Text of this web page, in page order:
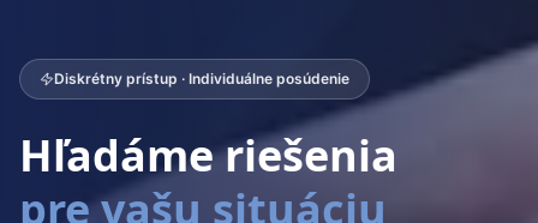
Diskrétny prístup · Individuálne posúdenie
Hľadáme riešenia
pre vašu situáciu